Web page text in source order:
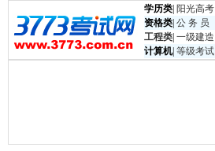
学历类 阳光高考
资格类 公 务 员
工程类 一级建造
计算机| 等级考试